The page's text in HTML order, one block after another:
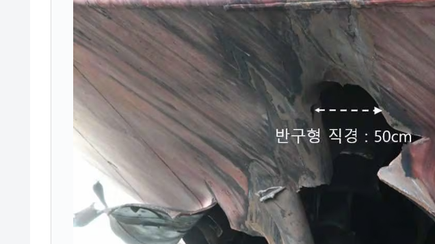
Fact1 平成仮面ライダーの意外すぎるモチーフとは？
Fact1 発表から2日で大崩壊、鳴かず飛ばずに終わりそうなスーパーリーグとは？
Fact1 日本人マスターズ挑戦の歴史。松山以前に最高位だった選手とは？
甲子園通算本塁打、最多の清原に次いで多く打っている意外な選手とは？
セレクトセールの高額取引馬が稼いだ金額とは？